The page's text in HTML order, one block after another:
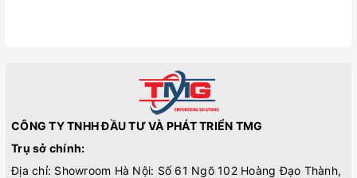
CÔNG TY TNHH ĐẦU TƯ VÀ PHÁT TRIỂN TMG
Trụ sở chính:
Địa chỉ: Showroom Hà Nội: Số 61 Ngõ 102 Hoàng Đạo Thành,